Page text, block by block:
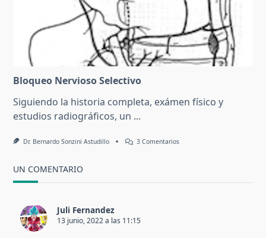
Epidural
Bloqueo Nervioso Selectivo
Siguiendo la historia completa, exámen físico y
estudios radiográficos, un ...
Dr. Bernardo Sonzini Astudillo 3 ComentariosEn
UN COMENTARIO
Juli Fernandez
13 junio, 2022 a las 11:15